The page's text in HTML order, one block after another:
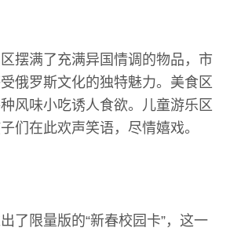
摆满了充满异国情调的物品，市
俄罗斯文化的独特魅力。美食区
风味小吃诱人食欲。儿童游乐区
们在此欢声笑语，尽情嬉戏。
了限量版的“新春校园卡”，这一